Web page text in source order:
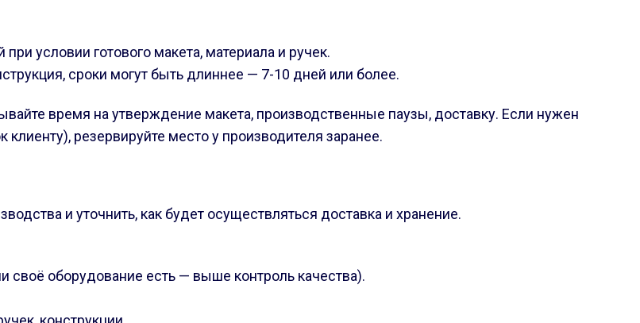
условии готового макета, материала и ручек.
сроки могут быть длиннее — 7-10 дней или более.
время на утверждение макета, производственные паузы, доставку. Если нужен
резервируйте место у производителя заранее.
и уточнить, как будет осуществляться доставка и хранение.
своё оборудование есть — выше контроль качества).